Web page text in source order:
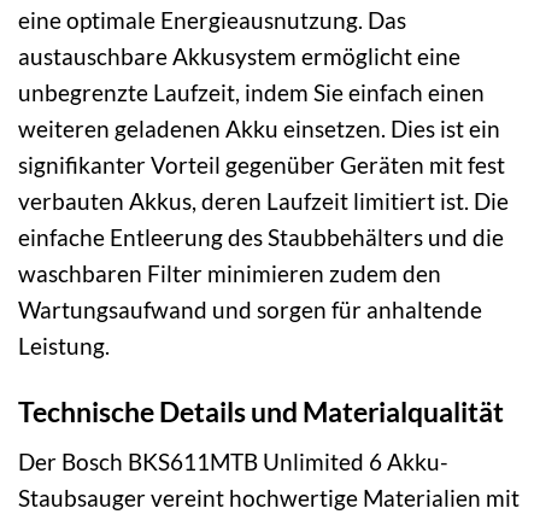
eine optimale Energieausnutzung. Das
austauschbare Akkusystem ermöglicht eine
unbegrenzte Laufzeit, indem Sie einfach einen
weiteren geladenen Akku einsetzen. Dies ist ein
signifikanter Vorteil gegenüber Geräten mit fest
verbauten Akkus, deren Laufzeit limitiert ist. Die
einfache Entleerung des Staubbehälters und die
waschbaren Filter minimieren zudem den
Wartungsaufwand und sorgen für anhaltende
Leistung.
Technische Details und Materialqualität
Der Bosch BKS611MTB Unlimited 6 Akku-
Staubsauger vereint hochwertige Materialien mit